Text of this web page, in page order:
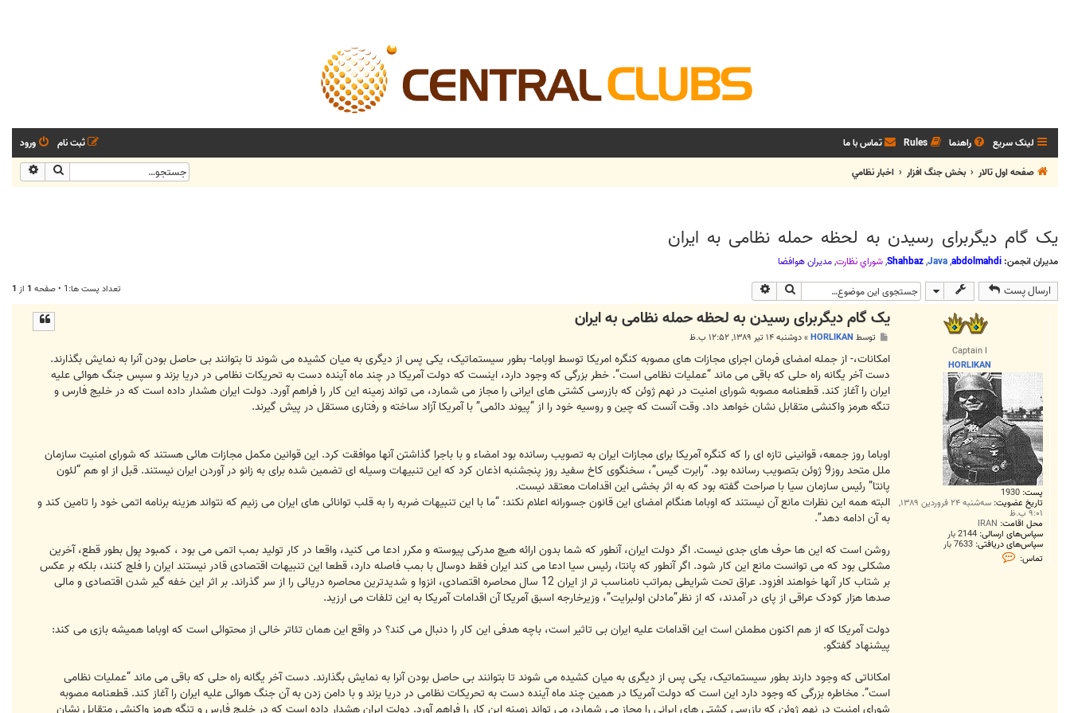
لینک سریع راهنما Rules تماس با ما ورود
ثبت نام
صفحه اول تالار
بخش جنگ افزار اخبار نظامي جستجو
یک گام دیگربرای رسیدن به لحظه حمله نظامی به ایران
مدیران انجمن: abdolmahdi
,
Java
,
Shahbaz
,شوراي نظارت,مديران هوافضا
ارسال پست جستجو تعداد پست ها:1 • صفحه 1 از 1
Captain I
HORLIKAN
پست: 1930
تاریخ عضویت: سه‌شنبه ۲۴ فروردین ۱۳۸۹,
۹:۰۱ ب.ظ
محل اقامت:
سپاس‌های ارسالی: 2144 بار
سپاس‌های دریافتی: 7633 بار
تماس:
ت
یک گام دیگربرای رسیدن به لحظه حمله نظامی به ایران
ت
توسط HORLIKAN
»دوشنبه ۱۴ تیر ۱۳۸۹, ۱۲:۵۲ ب.ظ
امکانات،- از جمله امضای فرمان اجرای مجازات های مصوبه کنگره امریکا توسط اوباما- بطور سیستماتیک، یکی پس از دیگری به میان کشیده می شوند تا بتوانند بی حاصل بودن آنرا به نمایش بگذارند.
دست آخر یگانه راه حلی که باقی می ماند “عملیات نظامی است“. خطر بزرگی که وجود دارد، اینست که دولت آمریکا در چند ماه آینده دست به تحریکات نظامی در دریا بزند و سپس جنگ هوائی علیه
ایران را آغاز کند. قطعنامه مصوبه شورای امنیت در نهم ژوئن که بازرسی کشتی های ایرانی را مجاز می شمارد، می تواند زمینه این کار را فراهم آورد. دولت ایران هشدار داده است که در خلیج فارس و
تنگه هرمز واکنشی متقابل نشان خواهد داد. وقت آنست که چین و روسیه خود را از “پیوند دائمی” با آمریکا آزاد ساخته و رفتاری مستقل در پیش گیرند.
اوباما روز جمعه، قوانینی تازه ای را که کنگره آمریکا برای مجازات ایران به تصویب رسانده بود امضاء و با باجرا گذاشتن آنها موافقت کرد. این قوانین مکمل مجازات هائی هستند که شورای امنیت سازمان
ملل متحد روز9 ژوئن بتصویب رسانده بود. “رابرت گیس”، سخنگوی کاخ سفید روز پنجشنبه اذعان کرد که این تنبیهات وسیله ای تضمین شده برای به زانو در آوردن ایران نیستند. قبل از او هم “لئون
پانتا” رئیس سازمان سیا با صراحت گفته بود که به اثر بخشی این اقدامات معتقد نیست.
البته همه این نظرات مانع آن نیستند که اوباما هنگام امضای این قانون جسورانه اعلام نکند: “ما با این تنبیهات ضربه را به قلب توانائی های ایران می زنیم که نتواند هزینه برنامه اتمی خود را تامین کند و
به آن ادامه دهد”.
روشن است که این ها حرف های جدی نیست. اگر دولت ایران، آنطور که شما بدون ارائه هیچ مدرکی پیوسته و مکرر ادعا می کنید، واقعا در کار تولید بمب اتمی می بود ، کمبود پول بطور قطع، آخرین
مشکلی بود که می توانست مانع این کار شود. اگر آنطور که پانتا، رئیس سیا ادعا می کند ایران فقط دوسال با بمب فاصله دارد، قطعا این تنبیهات اقتصادی قادر نیستند ایران را فلج کنند، بلکه بر عکس
بر شتاب کار آنها خواهند افزود. عراق تحت شرایطی بمراتب نامناسب تر از ایران 12 سال محاصره اقتصادی، انزوا و شدیدترین محاصره دریائی را از سر گذراند. بر اثر این خفه گیر شدن اقتصادی و مالی
صدها هزار کودک عراقی از پای در آمدند، که از نظر”مادلن اولبرایت”، وزیرخارجه اسبق آمریکا آن اقدامات آمریکا به این تلفات می ارزید.
دولت آمریکا که از هم اکنون مطمئن است این اقدامات علیه ایران بی تاثیر است، باچه هدفی این کار را دنبال می کند؟ در واقع این همان تئاتر خالی از محتوائی است که اوباما همیشه بازی می کند:
پیشنهاد گفتگو.
امکاناتی که وجود دارند بطور سیستماتیک، یکی پس از دیگری به میان کشیده می شوند تا بتوانند بی حاصل بودن آنرا به نمایش بگذارند. دست آخر یگانه راه حلی که باقی می ماند “عملیات نظامی
است”. مخاطره بزرگی که وجود دارد این است که دولت آمریکا در همین چند ماه آینده دست به تحریکات نظامی در دریا بزند و با دامن زدن به آن جنگ هوائی علیه ایران را آغاز کند. قطعنامه مصوبه